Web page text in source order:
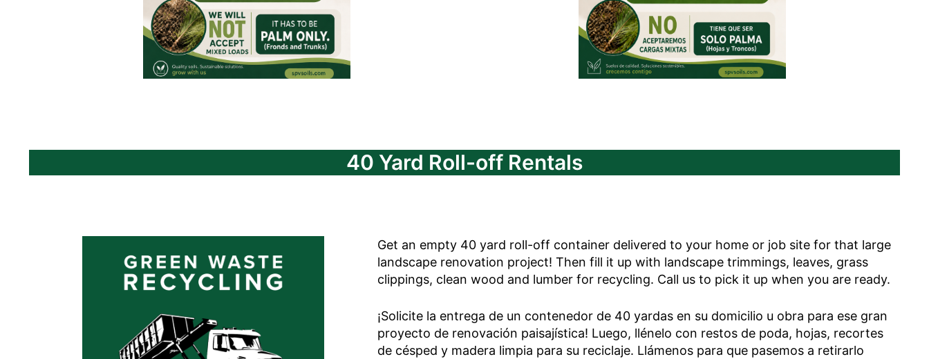
40 Yard Roll-off Rentals
Get an empty 40 yard roll-off container delivered to your home or job site for that large
landscape renovation project! Then fill it up with landscape trimmings, leaves, grass
clippings, clean wood and lumber for recycling. Call us to pick it up when you are ready.
¡Solicite la entrega de un contenedor de 40 yardas en su domicilio u obra para ese gran
proyecto de renovación paisajística! Luego, llénelo con restos de poda, hojas, recortes
de césped y madera limpia para su reciclaje. Llámenos para que pasemos a retirarlo